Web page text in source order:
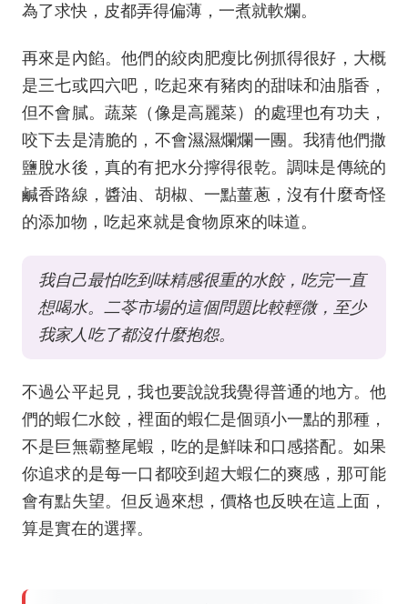
為了求快，皮都弄得偏薄，一煮就軟爛。
再來是內餡。他們的絞肉肥瘦比例抓得很好，大概
是三七或四六吧，吃起來有豬肉的甜味和油脂香，
但不會膩。蔬菜（像是高麗菜）的處理也有功夫，
咬下去是清脆的，不會濕濕爛爛一團。我猜他們撒
鹽脫水後，真的有把水分擰得很乾。調味是傳統的
鹹香路線，醬油、胡椒、一點薑蔥，沒有什麼奇怪
的添加物，吃起來就是食物原來的味道。
我自己最怕吃到味精感很重的水餃，吃完一直
想喝水。二苓市場的這個問題比較輕微，至少
我家人吃了都沒什麼抱怨。
不過公平起見，我也要說說我覺得普通的地方。他
們的蝦仁水餃，裡面的蝦仁是個頭小一點的那種，
不是巨無霸整尾蝦，吃的是鮮味和口感搭配。如果
你追求的是每一口都咬到超大蝦仁的爽感，那可能
會有點失望。但反過來想，價格也反映在這上面，
算是實在的選擇。